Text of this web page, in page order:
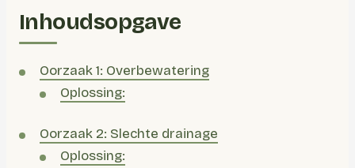
Inhoudsopgave
Oorzaak 1: Overbewatering
Oplossing:
Oorzaak 2: Slechte drainage
Oplossing: